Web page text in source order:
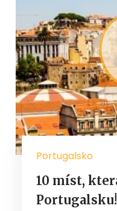
Portugalsko
10 míst,